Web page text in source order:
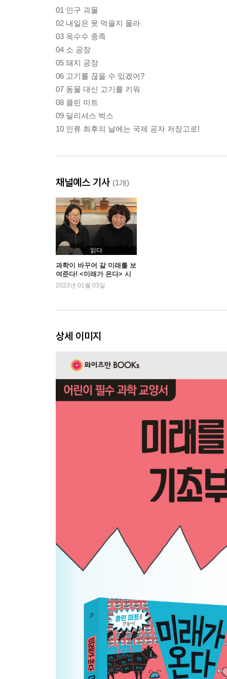
01 인구 괴물
02 내일은 못 먹을지 몰라
03 옥수수 종족
04 소 공장
05 돼지 공장
06 고기를 끊을 수 있겠어?
07 동물 대신 고기를 키워
08 클린 미트
09 딜리셔스 벅스
10 인류 최후의 날에는 국제 공자 저장고로!
채널예스 기사 (1개)
읽다
과학이 바꾸어 갈 미래를 보
여준다! <미래가 온다> 시
리즈
2023년 01월 03일
상세 이미지